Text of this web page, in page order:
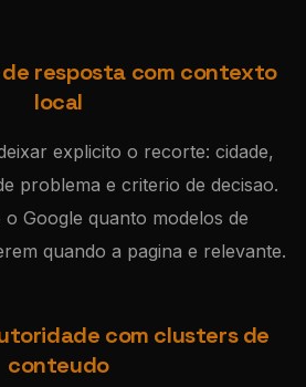
de resposta com contexto
local
explicito o recorte: cidade,
problema e criterio de decisao.
o Google quanto modelos de
quando a pagina e relevante.
com clusters de
conteudo